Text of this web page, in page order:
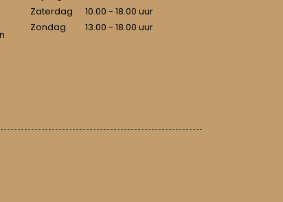
Zaterdag
10.00 - 18.00 uur
Zondag
13.00 - 18.00 uur